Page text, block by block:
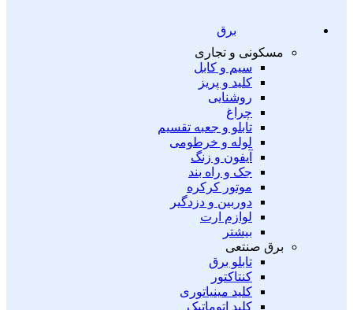
برق
مسکونی و تجاری
سیم و کابل
کلید و پریز
روشنایی
چراغ
تابلو و جعبه تقسیم
لوله و خرطومی
آیفون و زنگ
جک و راه بند
موتور کرکره
دوربین و دزدگیر
لوازم ارت
بیشتر
برق صنتعی
تابلو برق
کنتاکتور
کلید مینیاتوری
کلید اتوماتیک